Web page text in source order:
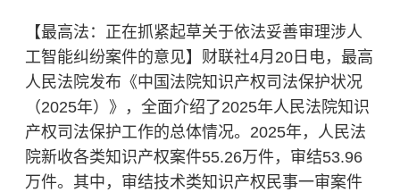
【最高法：正在抓紧起草关于依法妥善审理涉人
工智能纠纷案件的意见】财联社4月20日电，最高
人民法院发布《中国法院知识产权司法保护状况
（2025年）》，全面介绍了2025年人民法院知识
产权司法保护工作的总体情况。2025年，人民法
院新收各类知识产权案件55.26万件，审结53.96
万件。其中，审结技术类知识产权民事一审案件